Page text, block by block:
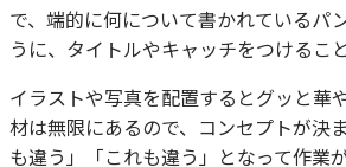
で、端的に何について書かれているパ
うに、タイトルやキャッチをつけるこ
イラストや写真を配置するとグッと華
材は無限にあるので、コンセプトが決
も違う」「これも違う」となって作業